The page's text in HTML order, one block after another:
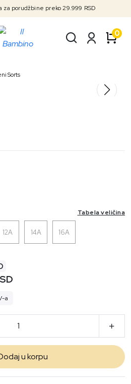
za porudžbine preko 29.999 RSD
0
Sorts
Tabela veličina
12A 14A 16A
a
u korpu